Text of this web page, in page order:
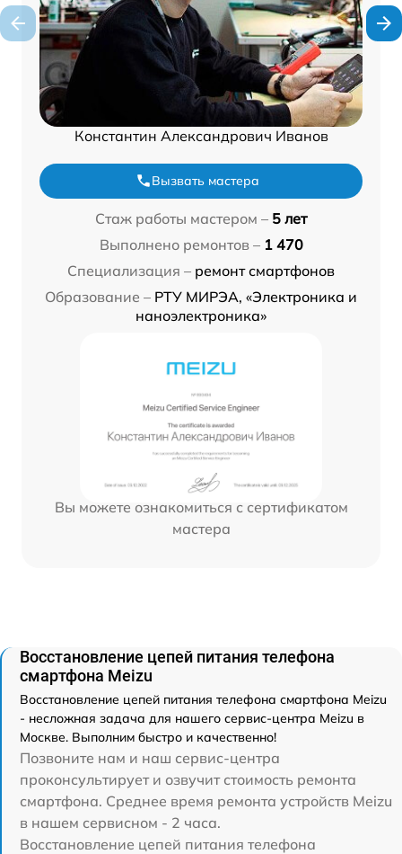
Константин Александрович Иванов
Вызвать мастера
Стаж работы мастером – 5 лет
Выполнено ремонтов – 1 470
Специализация – ремонт смартфонов
Образование – РТУ МИРЭА, «Электроника и
наноэлектроника»
Вы можете ознакомиться с сертификатом
мастера
Восстановление цепей питания телефона
смартфона Meizu
Восстановление цепей питания телефона смартфона Meizu
- несложная задача для нашего сервис-центра Meizu в
Москве. Выполним быстро и качественно!
Позвоните нам и наш сервис-центра
проконсультирует и озвучит стоимость ремонта
смартфона. Среднее время ремонта устройств Meizu
в нашем сервисном - 2 часа.
Восстановление цепей питания телефона